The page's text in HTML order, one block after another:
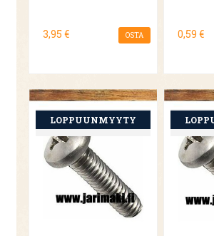
3,95 € OSTA 0,59 €